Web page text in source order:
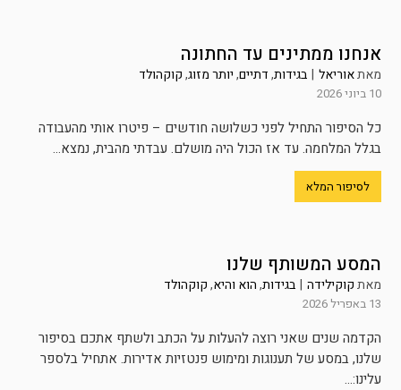
אנחנו ממתינים עד החתונה
מאתאוריאל | בגידות,דתיים,יותר מזוג,קוקהולד
10 ביוני 2026
כל הסיפור התחיל לפני כשלושה חודשים – פיטרו אותי מהעבודה
בגלל המלחמה. עד אז הכול היה מושלם. עבדתי מהבית, נמצא...
לסיפור המלא
המסע המשותף שלנו
מאתקוקילידה | בגידות,הוא והיא,קוקהולד
13 באפריל 2026
הקדמה שנים שאני רוצה להעלות על הכתב ולשתף אתכם בסיפור
שלנו, במסע של תענוגות ומימוש פנטזיות אדירות. אתחיל בלספר
עלינו:...